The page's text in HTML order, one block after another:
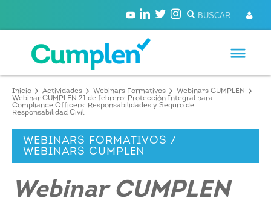
Inicio Actividades Webinars Formativos
Webinars CUMPLEN
Webinar CUMPLEN 21 de febrero: Protección Integral para
Compliance Officers: Responsabilidades y Seguro de
Responsabilidad Civil
WEBINARS FORMATIVOS /
WEBINARS CUMPLEN
Webinar CUMPLEN